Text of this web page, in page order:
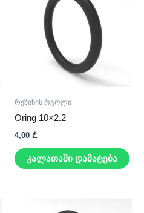
რეზინის რგოლი
Oring 10×2.2
4,00 ₾
კალათაში დამატება